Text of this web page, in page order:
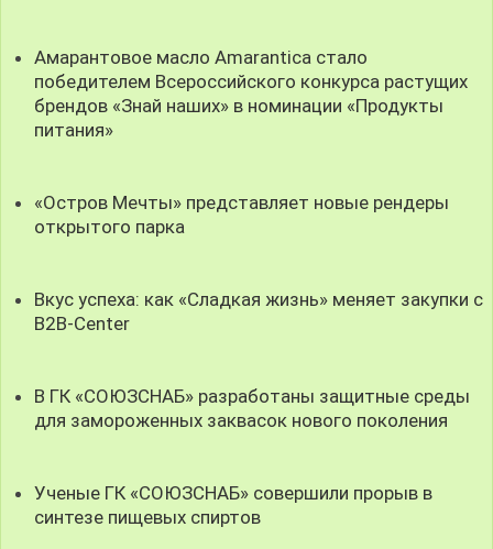
Амарантовое масло Amarantica стало
победителем Всероссийского конкурса растущих
брендов «Знай наших» в номинации «Продукты
питания»
«Остров Мечты» представляет новые рендеры
открытого парка
Вкус успеха: как «Сладкая жизнь» меняет закупки с
B2B-Center
В ГК «СОЮЗСНАБ» разработаны защитные среды
для замороженных заквасок нового поколения
Ученые ГК «СОЮЗСНАБ» совершили прорыв в
синтезе пищевых спиртов